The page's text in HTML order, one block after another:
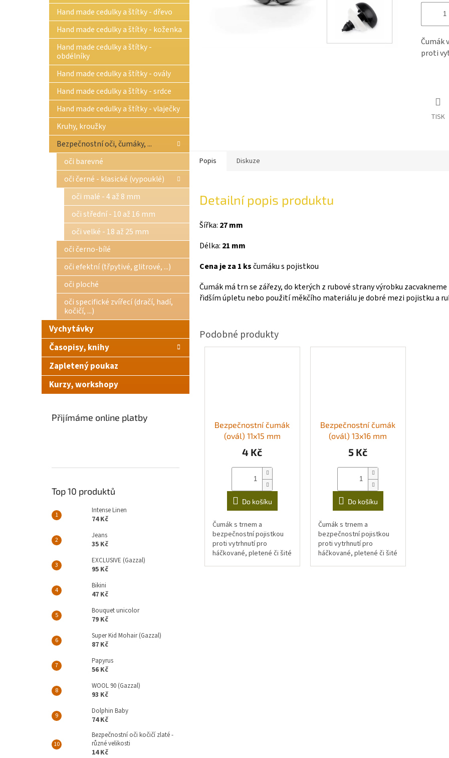
Hand made cedulky a štítky - dřevo
Hand made cedulky a štítky - koženka
Hand made cedulky a štítky -
obdélníky
Hand made cedulky a štítky - ovály
Hand made cedulky a štítky - srdce
Hand made cedulky a štítky - vlaječky
Kruhy, kroužky
Bezpečnostní oči, čumáky, ...
oči barevné
oči černé - klasické (vypouklé)
oči malé - 4 až 8 mm
oči střední - 10 až 16 mm
oči velké - 18 až 25 mm
oči černo-bílé
oči efektní (třpytivé, glitrové, ...)
oči ploché
oči specifické zvířecí (dračí, hadí,
kočičí, ...)
Vychytávky
Časopisy, knihy
Zapletený poukaz
Kurzy, workshopy
Přijímáme online platby
Top 10 produktů
Intense Linen
74 Kč
Jeans
35 Kč
EXCLUSIVE (Gazzal)
95 Kč
Bikini
47 Kč
Bouquet unicolor
79 Kč
Super Kid Mohair (Gazzal)
87 Kč
Papyrus
56 Kč
WOOL 90 (Gazzal)
93 Kč
Dolphin Baby
74 Kč
Bezpečnostní oči kočičí zlaté -
různé velikosti
14 Kč
Čumák
proti
TISK
Popis Diskuze
Detailní popis produktu
Šířka: 27 mm
Délka: 21 mm
Cena je za 1 ksčumáku s pojistkou
Čumák má trn se zářezy, do kterých z rubové strany výrobku
řidším úpletu nebo použití měkčího materiálu je dobré mezi pojistku a
Bezpečnostní čumák
(ovál) 11x15 mm
4 Kč
Do košíku
Čumák s trnem a
bezpečnostní pojistkou
proti vytrhnutí pro
háčkované, pletené či šité
Bezpečnostní čumák
(ovál) 13x16 mm
5 Kč
Do košíku
Čumák s trnem a
bezpečnostní pojistkou
proti vytrhnutí pro
háčkované, pletené či šité